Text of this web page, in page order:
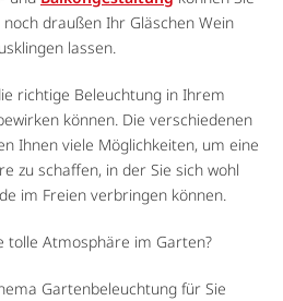
draußen Ihr Gläschen Wein
lassen.
richtige Beleuchtung in Ihrem
können. Die verschiedenen
Ihnen viele Möglichkeiten, um eine
zu schaffen, in der Sie sich wohl
im Freien verbringen können.
tolle Atmosphäre im Garten?
Gartenbeleuchtung für Sie